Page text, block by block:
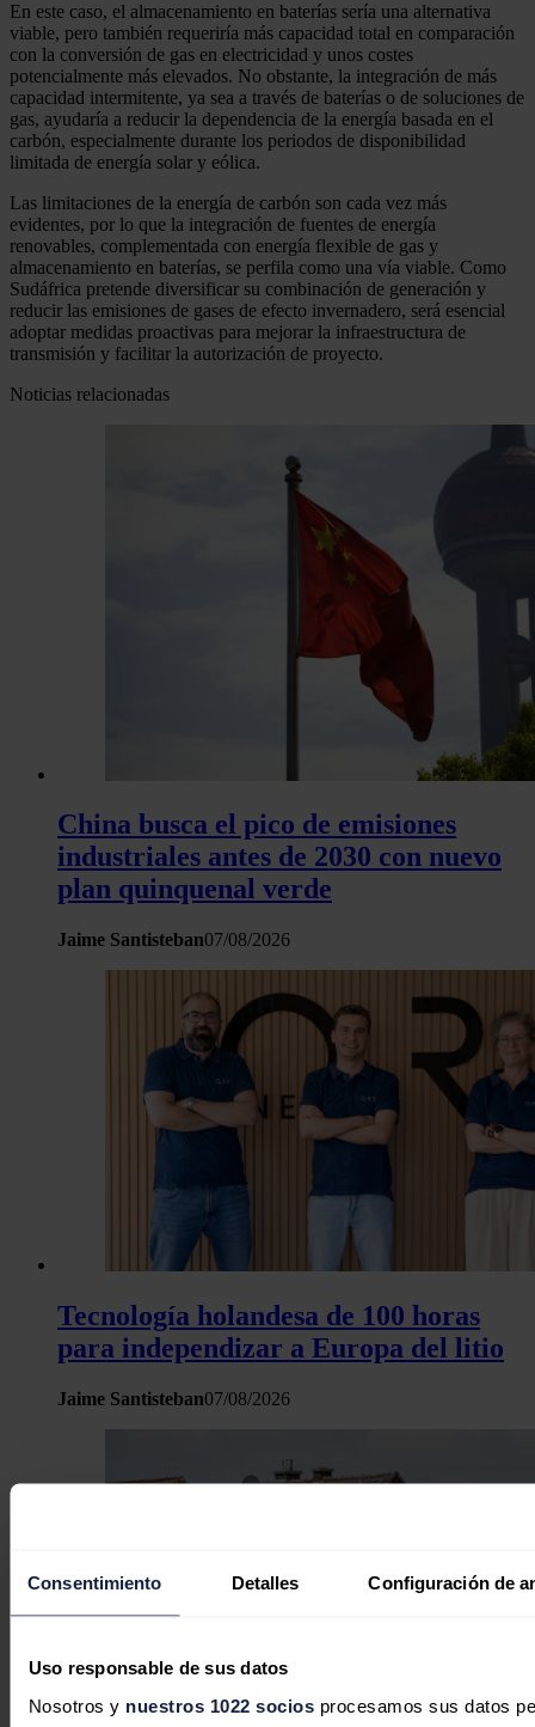
Consentimiento Detalles Configuración de
Uso responsable de sus datos
Nosotros y nuestros 1022 sociosprocesamos sus datos
En este caso, el almacenamiento en baterías sería una alternativa
viable, pero también requeriría más capacidad total en comparación
con la conversión de gas en electricidad y unos costes
potencialmente más elevados. No obstante, la integración de más
capacidad intermitente, ya sea a través de baterías o de soluciones de
gas, ayudaría a reducir la dependencia de la energía basada en el
carbón, especialmente durante los periodos de disponibilidad
limitada de energía solar y eólica.
Las limitaciones de la energía de carbón son cada vez más
evidentes, por lo que la integración de fuentes de energía
renovables, complementada con energía flexible de gas y
almacenamiento en baterías, se perfila como una vía viable. Como
Sudáfrica pretende diversificar su combinación de generación y
reducir las emisiones de gases de efecto invernadero, será esencial
adoptar medidas proactivas para mejorar la infraestructura de
transmisión y facilitar la autorización de proyecto.
Noticias relacionadas
China busca el pico de emisiones
industriales antes de 2030 con nuevo
plan quinquenal verde
Jaime Santisteban07/08/2026
Tecnología holandesa de 100 horas
para independizar a Europa del litio
Jaime Santisteban07/08/2026